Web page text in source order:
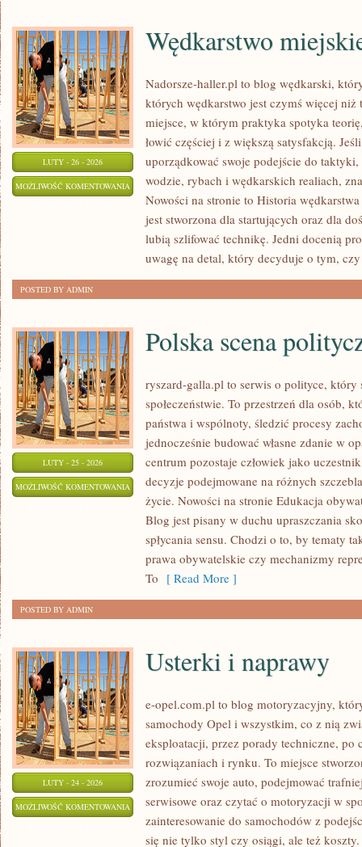
LUTY - 26 - 2026
MOŻLIWOŚĆ KOMENTOWANIA WĘDKARSTWO
MIEJSKIE
Wędkarstwo
Nadorsze-haller.pl to blog wędkarski,
których wędkarstwo jest czymś więcej
miejsce, w którym praktyka spotyka
łowić częściej i z większą satysfakcją.
uporządkować swoje podejście do
wodzie, rybach i wędkarskich realiach,
Nowości na stronie to Historia
jest stworzona dla startujących oraz dla
lubią szlifować technikę. Jedni docenią
uwagę na detal, który decyduje o tym,
POSTED BY ADMIN
LUTY - 25 - 2026
MOŻLIWOŚĆ KOMENTOWANIA POLSKA
SCENA
POLITYCZNA
Polska scena
ryszard-galla.pl to serwis o polityce, który
społeczeństwie. To przestrzeń dla osób,
państwa i wspólnoty, śledzić procesy
jednocześnie budować własne zdanie w
centrum pozostaje człowiek jako
decyzje podejmowane na różnych
życie. Nowości na stronie Edukacja
Blog jest pisany w duchu upraszczania
spłycania sensu. Chodzi o to, by tematy
prawa obywatelskie czy mechanizmy
To [ Read More ]
POSTED BY ADMIN
LUTY - 24 - 2026
MOŻLIWOŚĆ KOMENTOWANIA USTERKI
Usterki i naprawy
e-opel.com.pl to blog motoryzacyjny,
samochody Opel i wszystkim, co z nią
eksploatacji, przez porady techniczne, po
rozwiązaniach i rynku. To miejsce
zrozumieć swoje auto, podejmować
serwisowe oraz czytać o motoryzacji w
zainteresowanie do samochodów z
się nie tylko styl czy osiągi, ale też